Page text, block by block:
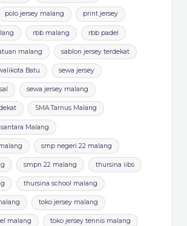
polo jersey malang print jersey
rbb malang rbb padel
malang sablon jersey terdekat
Batu sewa jersey
sewa jersey malang
SMA Tarnus Malang
Malang
smp negeri 22 malang
smpn 22 malang thursina iibs
thursina school malang
toko jersey malang
malang toko jersey tennis malang